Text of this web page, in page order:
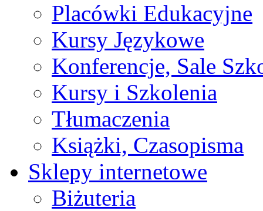
Placówki Edukacyjne
Kursy Językowe
Konferencje, Sale
Kursy i Szkolenia
Tłumaczenia
Książki, Czasopisma
Sklepy internetowe
Biżuteria